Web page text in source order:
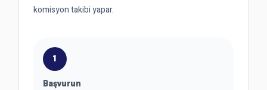
komisyon takibi yapar.
1
Başvurun